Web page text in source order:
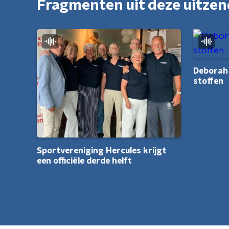
Fragmenten uit deze
Sportvereniging Hercules krijgt
een officiële derde helft
stoffen